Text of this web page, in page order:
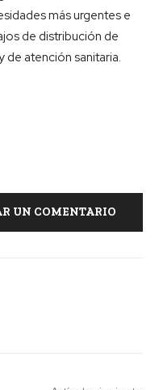
más urgentes e
de distribución de
de atención sanitaria.
UN COMENTARIO